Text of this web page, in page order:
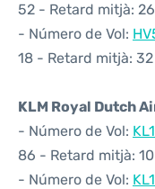
52 - Retard mitjà:
- Número de Vol:
18 - Retard mitjà:
KLM Royal Dutch
- Número de Vol:
86 - Retard mitjà:
- Número de Vol: